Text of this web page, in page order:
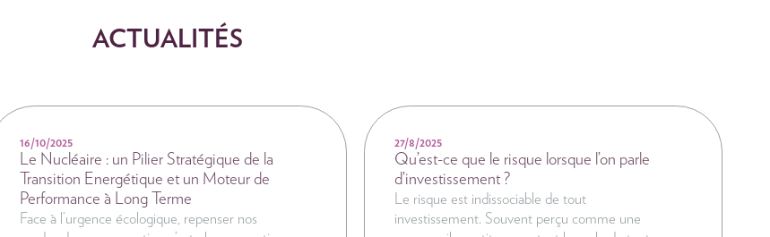
ACTUALITÉS
NEWS
16/10/2025
Le Nucléaire : un Pilier Stratégique de la
Transition Energétique et un Moteur de
Performance à Long Terme
Face à l’urgence écologique, repenser nos
NEWS
27/8/2025
Qu’est-ce que le risque lorsque l’on parle
d’investissement ?
Le risque est indissociable de tout
investissement. Souvent perçu comme une